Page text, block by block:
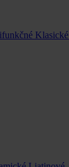
Klasické